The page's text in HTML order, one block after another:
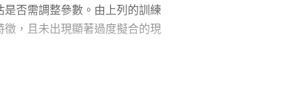
值。我們期望此專案可以促進
視使用者的便利性與低成本，
否需調整參數。由上列的訓練
，且未出現顯著過度擬合的現
突破，相信能在市場上建立其